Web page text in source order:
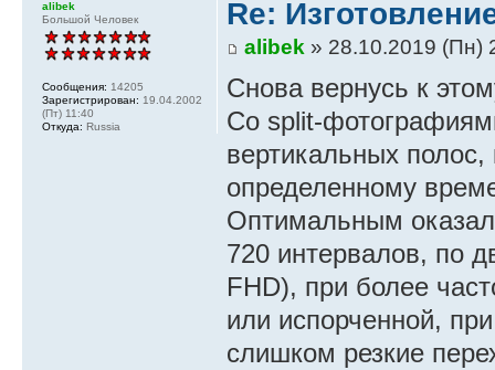
convert "$DIR/
${MX0},0
wget -4q --tries=2
$URL
if [ $? -eq 0 ];
mv -f -T "/tmp/
convert -geometry
"$DIR/$IMG.jpg" -
"$DIR/$MIX.png"
fi
convert "$DIR/
alibek
Большой Человек
Сообщения: 14205
Зарегистрирован: 19.04.2002
(Пт) 11:40
Откуда: Russia
Re:
alibek » 28.10.2019 (Пн)
Снова вернусь к
Со split-
вертикальных полос,
определенному
Оптимальным
720 интервалов, по
FHD), при более
или испорченной,
слишком резкие